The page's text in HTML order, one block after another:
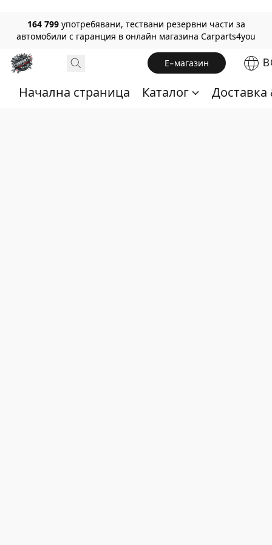
164 799 употребявани, тествани резервни части за
автомобили с гаранция в онлайн магазина Carparts4you
Е-магазин
Начална страница Каталог Доставка